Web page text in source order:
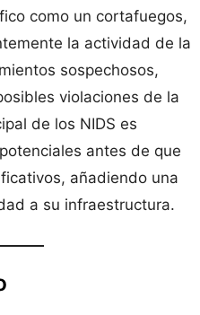
como un cortafuegos,
la actividad de la
sospechosos,
violaciones de la
de los NIDS es
antes de que
añadiendo una
a su infraestructura.